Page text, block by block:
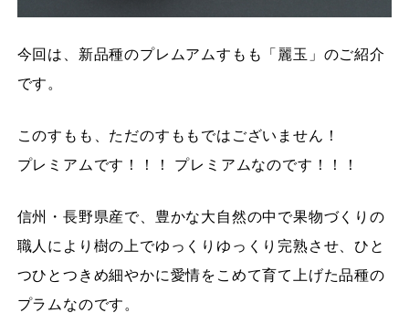
今回は、新品種のプレムアムすもも「麗玉」のご紹介
です。
このすもも、ただのすももではございません！
プレミアムです！！！ プレミアムなのです！！！
信州・長野県産で、豊かな大自然の中で果物づくりの
職人により樹の上でゆっくりゆっくり完熟させ、ひと
つひとつきめ細やかに愛情をこめて育て上げた品種の
プラムなのです。